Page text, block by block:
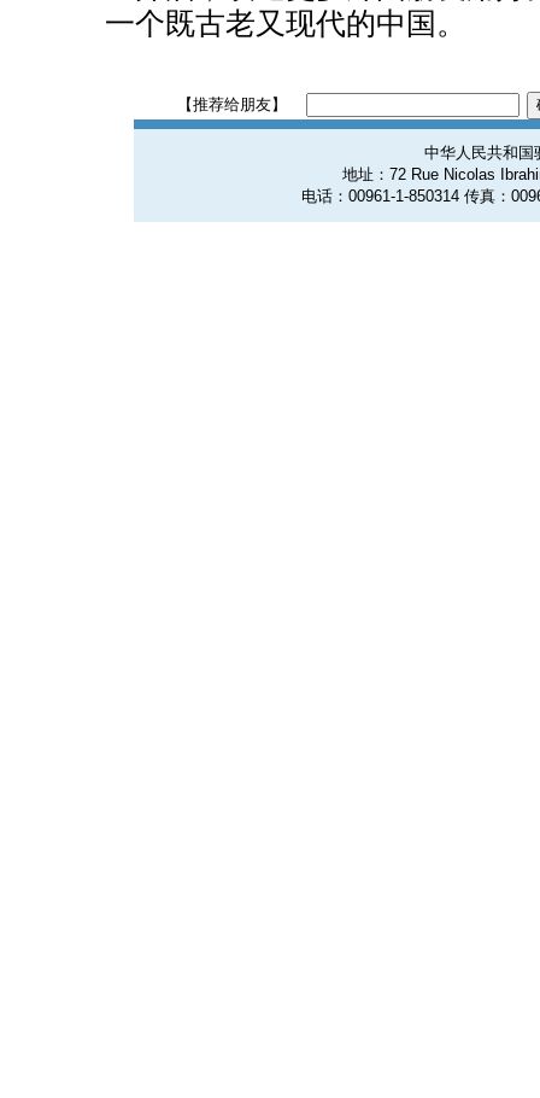
一个既古老又现代的中国。
【推荐给朋友】
中华人民共和国
地址：72 Rue Nicolas
电话：00961-1-850314 传真：